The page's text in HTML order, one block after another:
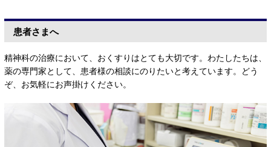
患者さまへ
精神科の治療において、おくすりはとても大切です。わたしたちは、
薬の専門家として、患者様の相談にのりたいと考えています。どう
ぞ、お気軽にお声掛けください。